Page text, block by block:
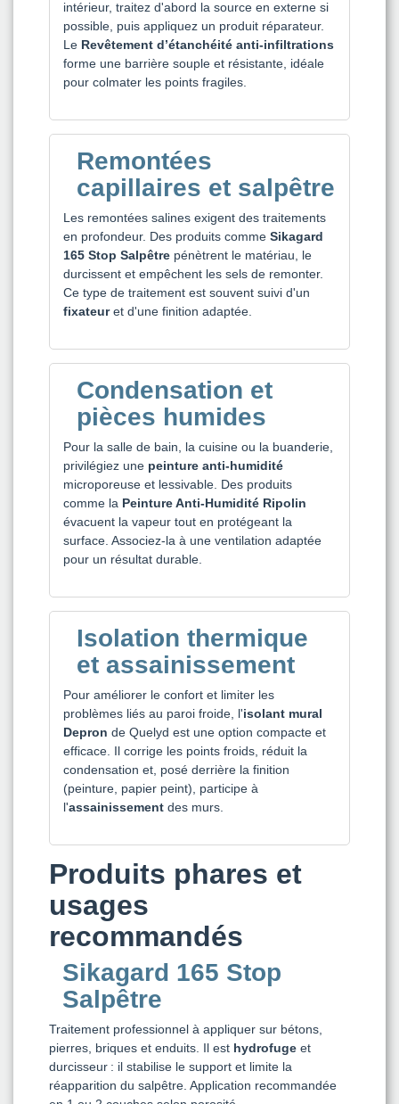
intérieur, traitez d'abord la source en externe si
possible, puis appliquez un produit réparateur.
Le Revêtement d’étanchéité anti-infiltrations
forme une barrière souple et résistante, idéale
pour colmater les points fragiles.
Remontées
capillaires et salpêtre
Les remontées salines exigent des traitements
en profondeur. Des produits comme Sikagard
165 Stop Salpêtre pénètrent le matériau, le
durcissent et empêchent les sels de remonter.
Ce type de traitement est souvent suivi d'un
fixateuret d'une finition adaptée.
Condensation et
pièces humides
Pour la salle de bain, la cuisine ou la buanderie,
privilégiez une peinture anti-humidité
microporeuse et lessivable. Des produits
comme la Peinture Anti-Humidité Ripolin
évacuent la vapeur tout en protégeant la
surface. Associez-la à une ventilation adaptée
pour un résultat durable.
Isolation thermique
et assainissement
Pour améliorer le confort et limiter les
problèmes liés au paroi froide, l'isolant mural
Depron de Quelyd est une option compacte et
efficace. Il corrige les points froids, réduit la
condensation et, posé derrière la finition
(peinture, papier peint), participe à
l'assainissement des murs.
Produits phares et
usages
recommandés
Sikagard 165 Stop
Salpêtre
Traitement professionnel à appliquer sur bétons,
pierres, briques et enduits. Il est hydrofuge et
durcisseur : il stabilise le support et limite la
réapparition du salpêtre. Application recommandée